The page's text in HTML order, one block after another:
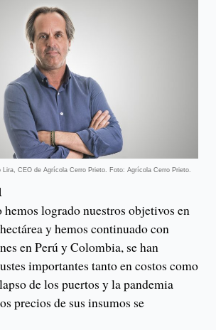
Lira, CEO de Agrícola Cerro Prieto. Foto: Agrícola Cerro Prieto.
hemos logrado nuestros objetivos en
y hemos continuado con
en Perú y Colombia, se han
importantes tanto en costos como
de los puertos y la pandemia
precios de sus insumos se